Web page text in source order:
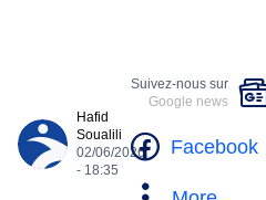
Hafid
Soualili
02/06/2026
- 18:35
Suivez-nous sur
Google news
Facebook